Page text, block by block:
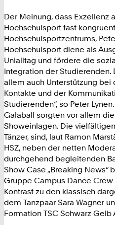
Der Meinung, dass Exzellenz
Hochschulsport fast
Hochschulsportzentrums,
Hochschulsport diene als
Unialltag und fördere die
Integration der Studierenden.
allem auch Unterstützung bei
Kontakte und der
Studierenden“, so Peter
Galaball sorgten vor allem
Showeinlagen. Die
Tänzer, sind, laut Ramon
HSZ, neben der netten
durchgehend begleitenden
Show Case „Breaking News“
Gruppe Campus Dance
Kontrast zu den klassisch
dem Tanzpaar Sara Wagner
Formation TSC Schwarz Gelb